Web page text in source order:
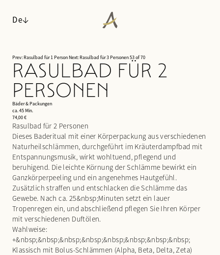
De
ANGERHOF
Philosophie & Geschichte
Panoramalage
Auszeichnungen
Nachhaltigkeit
Impressionen
Karriere
WOHNEN
Zimmer & Suiten
Inklusivleistungen & Wissenswertes
Arrangements
Last minute
Anfragen
Buchen
WALDSPA
Wasserwelt
Saunawelt
Ruheräume
Anwendungen
Day Spa
KULINARIK
¾-Verwöhnpension
AKTIV & KULTUR
Fitness
Sommer
Winter
SEMINARE & EVENTS
Porscheausfahrt
Prev: Rasulbad für 1 PersonNext: Rasulbad für 3 Personen53 of 70
RASULBAD FÜR 2
PERSONEN
Bäder & Packungen
ca. 45 Min.
74,00 €
Rasulbad für 2 Personen
Dieses Baderitual mit einer Körperpackung aus verschiedenen
Naturheilschlämmen, durchgeführt im Kräuterdampfbad mit
Entspannungsmusik, wirkt wohltuend, pflegend und
beruhigend. Die leichte Körnung der Schlämme bewirkt ein
Ganzkörperpeeling und ein angenehmes Hautgefühl.
Zusätzlich straffen und entschlacken die Schlämme das
Gewebe. Nach ca. 25&nbsp;Minuten setzt ein lauer
Tropenregen ein, und abschließend pflegen Sie Ihren Körper
mit verschiedenen Duftölen.
Wahlweise:
+&nbsp;&nbsp;&nbsp;&nbsp;&nbsp;&nbsp;&nbsp;&nbsp;
Klassisch mit Bolus-Schlämmen (Alpha, Beta, Delta, Zeta)